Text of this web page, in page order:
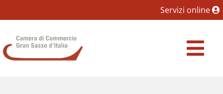
Vai al Contenuto principale della pagina
Servizi online
Camera di Commercio Gran Sasso d'Italia